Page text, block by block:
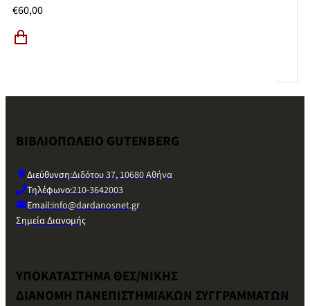
€60,00
ΒΙΒΛΙΟΠΩΛΕΙΟ GUTENBERG
Διεύθυνση:Διδότου 37, 10680 Αθήνα
Τηλέφωνο:210-3642003
Email:info@dardanosnet.gr
Σημεία Διανομής
ΥΠΟΚΑΤΑΣΤΗΜΑ ΘΕΣ/ΝΙΚΗΣ
ΔΙΑΝΟΜΗ ΠΑΝΕΠΙΣΤΗΜΙΑΚΩΝ ΣΥΓΓΡΑΜΜΑΤΩΝ